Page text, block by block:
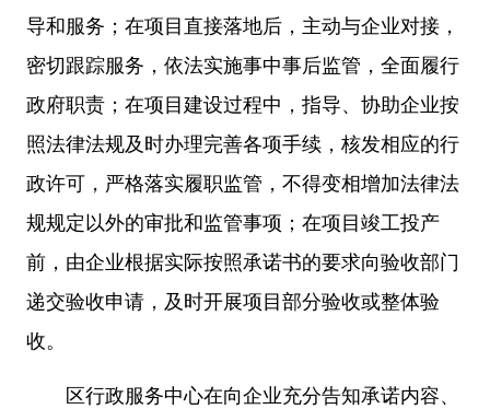
导和服务；在项目直接落地后，主动与企业对接，
密切跟踪服务，依法实施事中事后监管，全面履行
政府职责；在项目建设过程中，指导、协助企业按
照法律法规及时办理完善各项手续，核发相应的行
政许可，严格落实履职监管，不得变相增加法律法
规规定以外的审批和监管事项；在项目竣工投产
前，由企业根据实际按照承诺书的要求向验收部门
递交验收申请，及时开展项目部分验收或整体验
收。
区行政服务中心在向企业充分告知承诺内容、